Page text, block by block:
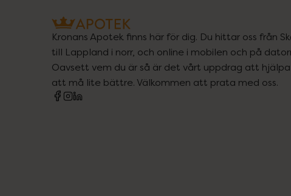
Kronans Apotek finns här för dig. Du hittar oss från
till Lappland i norr, och online i mobilen och på
Oavsett vem du är så är det vårt uppdrag att
att må lite bättre. Välkommen att prata med oss.